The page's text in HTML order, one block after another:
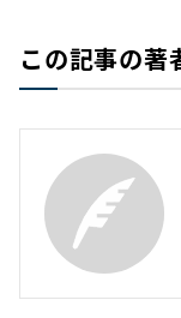
この記事の著